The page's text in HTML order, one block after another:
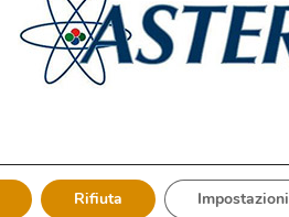
Rifiuta Impostazioni